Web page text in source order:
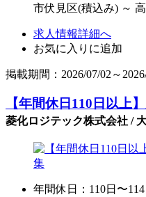
市伏見区(積込み) ～
求人情報詳細へ
お気に入りに追加
掲載期間：2026/07/02～
【年間休日110日以上
菱化ロジテック株式会社 /
年間休日：110日〜114